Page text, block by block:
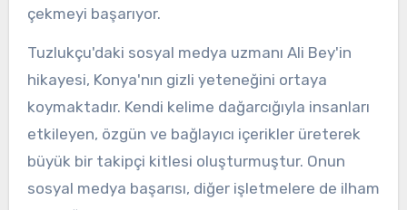
çekmeyi başarıyor.
Tuzlukçu'daki sosyal medya uzmanı Ali Bey'in
hikayesi, Konya'nın gizli yeteneğini ortaya
koymaktadır. Kendi kelime dağarcığıyla insanları
etkileyen, özgün ve bağlayıcı içerikler üreterek
büyük bir takipçi kitlesi oluşturmuştur. Onun
sosyal medya başarısı, diğer işletmelere de ilham